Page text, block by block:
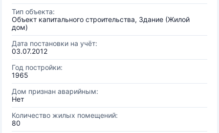
Тип объекта:
Объект капитального строительства, Здание (Жилой
дом)
Дата постановки на учёт:
03.07.2012
Год постройки:
1965
Дом признан аварийным:
Нет
Количество жилых помещений:
80